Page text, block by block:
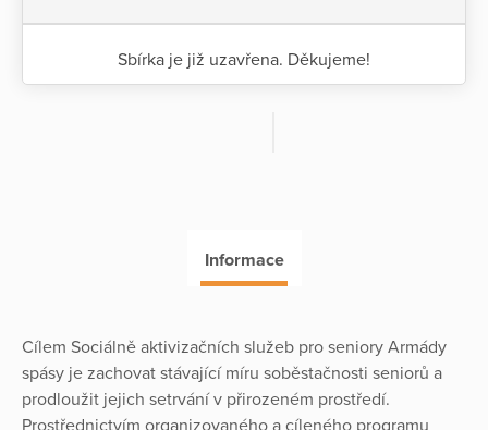
Sbírka je již uzavřena. Děkujeme!
Informace
Cílem Sociálně aktivizačních služeb pro seniory Armády
spásy je zachovat stávající míru soběstačnosti seniorů a
prodloužit jejich setrvání v přirozeném prostředí.